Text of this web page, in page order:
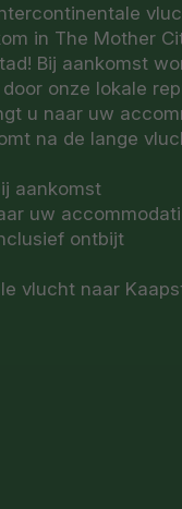
in The Mother
Bij aankomst
onze lokale
u naar uw
na de lange
aankomst
uw
ontbijt
vlucht naar